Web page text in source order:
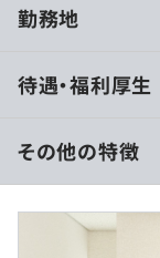
- AWSサーバー
- バックエンド
興味に応じて拡張
- 小さなチームな
常的に行われる
勤務地
待遇・福利厚生
- 賃金形態：月給
- 賃金の決定方法
その他の特徴